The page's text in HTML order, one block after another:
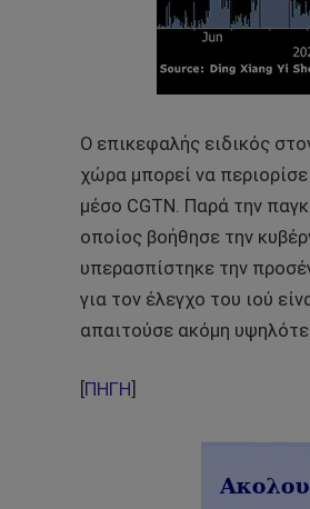
Ο επικεφαλής ειδικός
χώρα μπορεί να
μέσο CGTN. Παρά την
οποίος βοήθησε την
υπερασπίστηκε την
για τον έλεγχο του ιού
απαιτούσε ακόμη
ΠΗΓΗ